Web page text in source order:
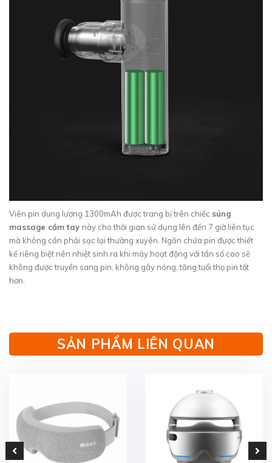
Viên pin dung lượng 1300mAh được trang bị trên chiếc súng
massage cầm tay này cho thời gian sử dụng lên đến 7 giờ liên tục
mà không cần phải sạc lại thường xuyên. Ngăn chứa pin được thiết
kế riêng biệt nên nhiệt sinh ra khi máy hoạt động với tần số cao sẽ
không được truyền sang pin, không gây nóng, tăng tuổi thọ pin tốt
hơn.
SẢN PHẨM LIÊN QUAN